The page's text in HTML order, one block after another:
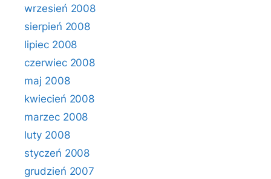
wrzesień 2008
sierpień 2008
lipiec 2008
czerwiec 2008
maj 2008
kwiecień 2008
marzec 2008
luty 2008
styczeń 2008
grudzień 2007